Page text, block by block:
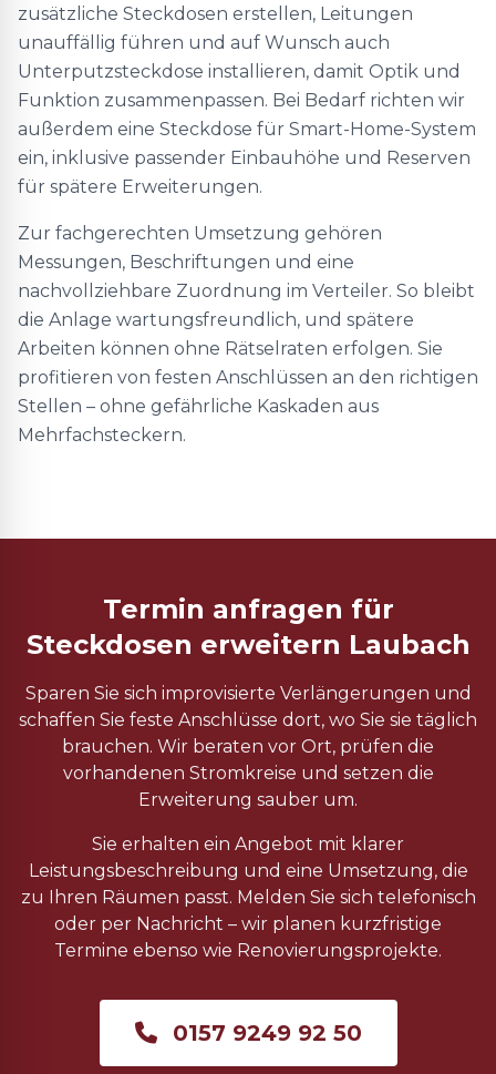
zusätzliche Steckdosen erstellen, Leitungen
unauffällig führen und auf Wunsch auch
Unterputzsteckdose installieren, damit Optik und
Funktion zusammenpassen. Bei Bedarf richten wir
außerdem eine Steckdose für Smart-Home-System
ein, inklusive passender Einbauhöhe und Reserven
für spätere Erweiterungen.
Zur fachgerechten Umsetzung gehören
Messungen, Beschriftungen und eine
nachvollziehbare Zuordnung im Verteiler. So bleibt
die Anlage wartungsfreundlich, und spätere
Arbeiten können ohne Rätselraten erfolgen. Sie
profitieren von festen Anschlüssen an den richtigen
Stellen – ohne gefährliche Kaskaden aus
Mehrfachsteckern.
Termin anfragen für
Steckdosen erweitern Laubach
Sparen Sie sich improvisierte Verlängerungen und
schaffen Sie feste Anschlüsse dort, wo Sie sie täglich
brauchen. Wir beraten vor Ort, prüfen die
vorhandenen Stromkreise und setzen die
Erweiterung sauber um.
Sie erhalten ein Angebot mit klarer
Leistungsbeschreibung und eine Umsetzung, die
zu Ihren Räumen passt. Melden Sie sich telefonisch
oder per Nachricht – wir planen kurzfristige
Termine ebenso wie Renovierungsprojekte.
0157 9249 92 50